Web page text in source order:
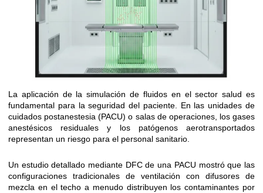
La aplicación de la simulación de fluidos en el sector salud es
fundamental para la seguridad del paciente. En las unidades de
cuidados postanestesia (PACU) o salas de operaciones, los gases
anestésicos residuales y los patógenos aerotransportados
representan un riesgo para el personal sanitario.
Un estudio detallado mediante DFC de una PACU mostró que las
configuraciones tradicionales de ventilación con difusores de
mezcla en el techo a menudo distribuyen los contaminantes por